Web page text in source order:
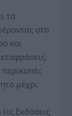
τα
στο
και
μέχρι
Εκδόσεις